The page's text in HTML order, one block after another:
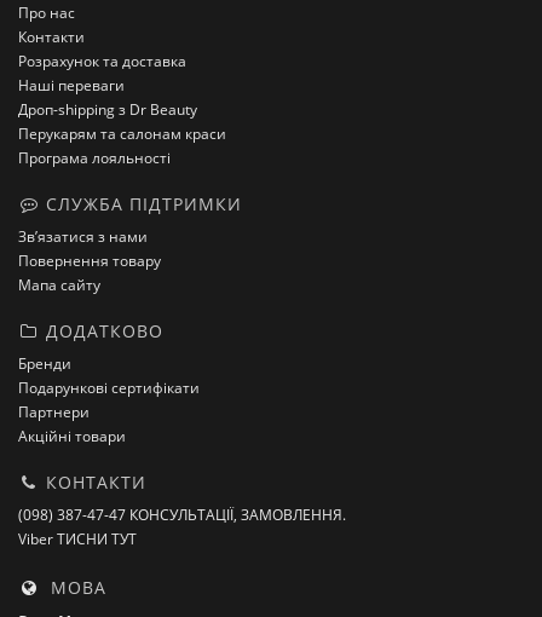
Про нас
Контакти
Розрахунок та доставка
Наші переваги
Дроп-shipping з Dr Beauty
Перукарям та салонам краси
Програма лояльності
СЛУЖБА ПІДТРИМКИ
Зв’язатися з нами
Повернення товару
Мапа сайту
ДОДАТКОВО
Бренди
Подарункові сертифікати
Партнери
Акційні товари
КОНТАКТИ
(098) 387-47-47 КОНСУЛЬТАЦІЇ, ЗАМОВЛЕННЯ.
Viber ТИСНИ ТУТ
МОВА